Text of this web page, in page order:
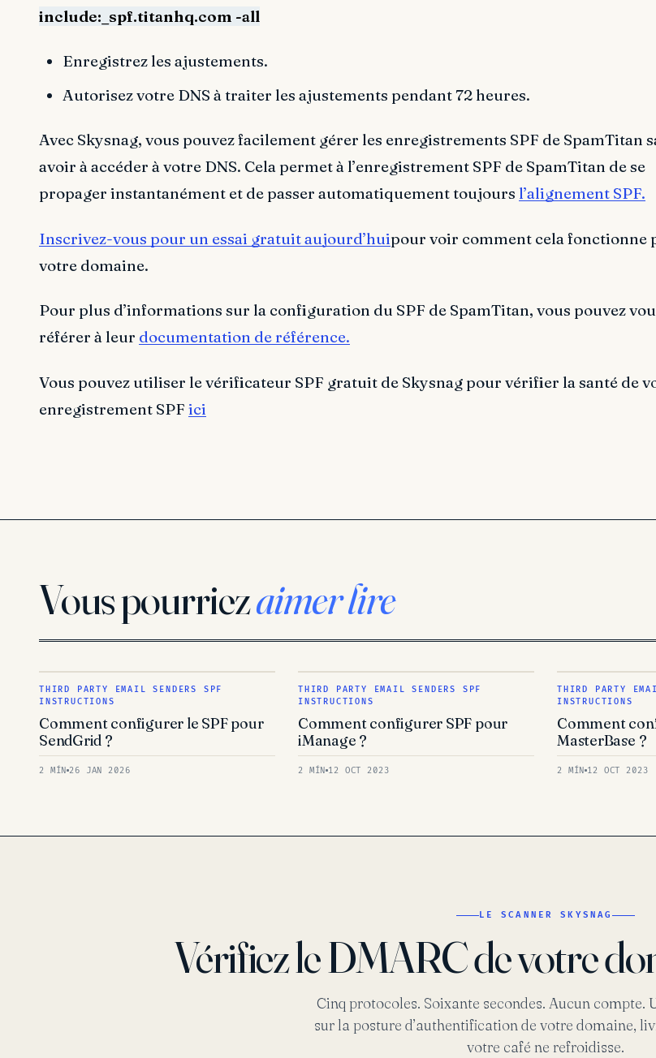
include:_spf.titanhq.com -all
Enregistrez les ajustements.
Autorisez votre DNS à traiter les ajustements pendant 72 heures.
Avec Skysnag, vous pouvez facilement gérer les enregistrements SPF de SpamTitan
avoir à accéder à votre DNS. Cela permet à l’enregistrement SPF de SpamTitan de se
propager instantanément et de passer automatiquement toujours l’alignement SPF.
Inscrivez-vous pour un essai gratuit aujourd’huipour voir comment cela fonctionne
votre domaine.
Pour plus d’informations sur la configuration du SPF de SpamTitan, vous pouvez
référer à leur documentation de référence.
Vous pouvez utiliser le vérificateur SPF gratuit de Skysnag pour vérifier la santé de
enregistrement SPF ici
Vous pourriezaimer lire
THIRD PARTY EMAIL SENDERS SPF
INSTRUCTIONS
Comment configurer le SPF pour
SendGrid ?
2 MÍN 26 JAN 2026
THIRD PARTY EMAIL SENDERS SPF
INSTRUCTIONS
Comment configurer SPF pour
iManage ?
2 MÍN 12 OCT 2023
THIRD PARTY
INSTRUCTIONS
Comment
MasterBase ?
2 MÍN 12 OCT 2023
LE SCANNER SKYSNAG
Vérifiez le DMARC de votre
Cinq protocoles. Soixante secondes. Aucun compte.
sur la posture d’authentification de votre domaine,
votre café ne refroidisse.